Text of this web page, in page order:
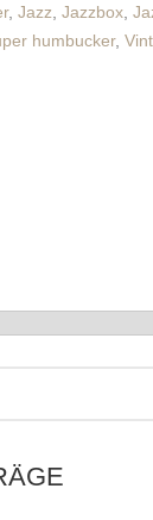
, Jazz Jazzbox
humbucker,